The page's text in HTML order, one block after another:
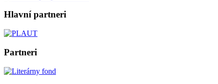
Hlavní partneri
Partneri